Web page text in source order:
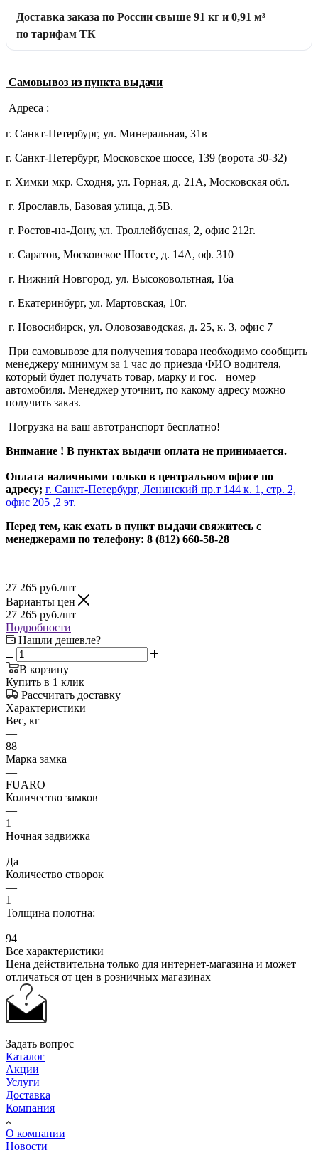
Доставка заказа по России свыше 91 кг и 0,91 м³
по тарифам ТК
Самовывоз из пункта выдачи
Адреса :
г. Санкт-Петербург, ул. Минеральная, 31в
г. Санкт-Петербург, Московское шоссе, 139 (ворота 30-32)
г. Химки мкр. Сходня, ул. Горная, д. 21А, Московская обл.
г. Ярославль, Базовая улица, д.5В.
г. Ростов-на-Дону, ул. Троллейбусная, 2, офис 212г.
г. Саратов, Московское Шоссе, д. 14А, оф. 310
г. Нижний Новгород, ул. Высоковольтная, 16а
г. Екатеринбург, ул. Мартовская, 10г.
г. Новосибирск, ул. Оловозаводская, д. 25, к. 3, офис 7
При самовывозе для получения товара необходимо сообщить
менеджеру минимум за 1 час до приезда ФИО водителя,
который будет получать товар, марку и гос. номер
автомобиля. Менеджер уточнит, по какому адресу можно
получить заказ.
Погрузка на ваш автотранспорт бесплатно!
Внимание ! В пунктах выдачи оплата не принимается.
Оплата наличными только в центральном офисе по
адресу; г. Санкт-Петербург, Ленинский пр.т 144 к. 1, стр. 2,
офис 205 ,2 эт.
Перед тем, как ехать в пункт выдачи свяжитесь с
менеджерами по телефону: 8 (812) 660-58-28
27 265 руб./шт
Варианты цен
27 265 руб./шт
Подробности
Нашли дешевле?
В корзину
Купить в 1 клик
Рассчитать доставку
Характеристики
Вес, кг
—
88
Марка замка
—
FUARO
Количество замков
—
1
Ночная задвижка
—
Да
Количество створок
—
1
Толщина полотна:
—
94
Все характеристики
Цена действительна только для интернет-магазина и может
отличаться от цен в розничных магазинах
Задать вопрос
Каталог
Акции
Услуги
Доставка
Компания
О компании
Новости